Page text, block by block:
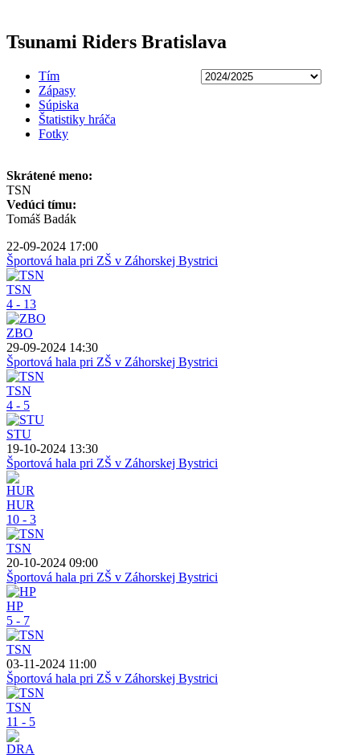
Tsunami Riders Bratislava
Tím
Zápasy
Súpiska
Štatistiky hráča
Fotky
Skrátené meno:
TSN
Vedúci tímu:
Tomáš Badák
22-09-2024 17:00
Športová hala pri ZŠ v Záhorskej Bystrici
TSN
4 - 13
ZBO
29-09-2024 14:30
Športová hala pri ZŠ v Záhorskej Bystrici
TSN
4 - 5
STU
19-10-2024 13:30
Športová hala pri ZŠ v Záhorskej Bystrici
HUR
10 - 3
TSN
20-10-2024 09:00
Športová hala pri ZŠ v Záhorskej Bystrici
HP
5 - 7
TSN
03-11-2024 11:00
Športová hala pri ZŠ v Záhorskej Bystrici
TSN
11 - 5